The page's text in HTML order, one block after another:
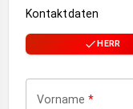
Kontaktdaten
HERR
Vorname *